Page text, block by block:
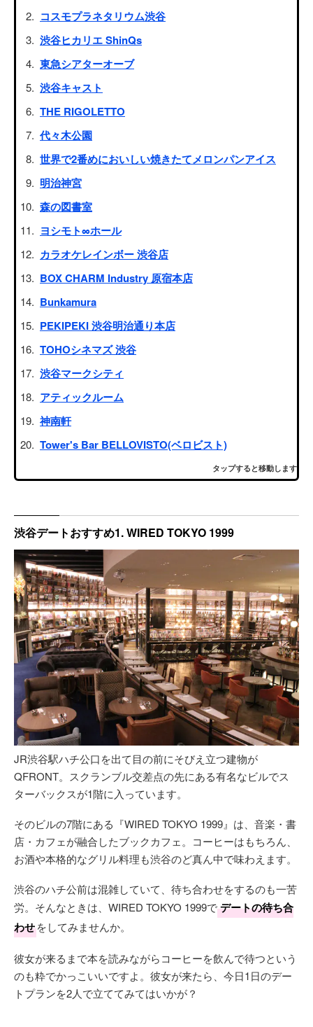
コスモプラネタリウム渋谷
渋谷ヒカリエ ShinQs
東急シアターオーブ
渋谷キャスト
THE RIGOLETTO
代々木公園
世界で2番めにおいしい焼きたてメロンパンアイス
明治神宮
森の図書室
ヨシモト∞ホール
カラオケレインボー 渋谷店
BOX CHARM Industry 原宿本店
Bunkamura
PEKIPEKI 渋谷明治通り本店
TOHOシネマズ 渋谷
渋谷マークシティ
アティックルーム
神南軒
Tower's Bar BELLOVISTO(ベロビスト)
タップすると移動します
渋谷デートおすすめ1. WIRED TOKYO 1999
JR渋谷駅ハチ公口を出て目の前にそびえ立つ建物が
QFRONT。スクランブル交差点の先にある有名なビルでス
ターバックスが1階に入っています。
そのビルの7階にある『WIRED TOKYO 1999』は、音楽・書
店・カフェが融合したブックカフェ。コーヒーはもちろん、
お酒や本格的なグリル料理も渋谷のど真ん中で味わえます。
渋谷のハチ公前は混雑していて、待ち合わせをするのも一苦
労。そんなときは、WIRED TOKYO 1999でデートの待ち合
わせをしてみませんか。
彼女が来るまで本を読みながらコーヒーを飲んで待つという
のも粋でかっこいいですよ。彼女が来たら、今日1日のデー
トプランを2人で立ててみてはいかが？